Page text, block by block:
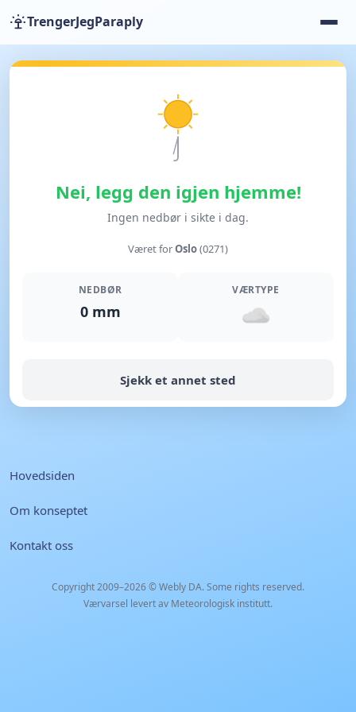
TrengerJegParaply
Nei, legg den igjen hjemme!
Ingen nedbør i sikte i dag.
Været forOslo(0271)
NEDBØR
0 mm
VÆRTYPE
Sjekk et annet sted
Hovedsiden
Om konseptet
Kontakt oss
Copyright 2009–2026 ©Webly DA. Some rights reserved.
Værvarsel levert av Meteorologisk institutt.